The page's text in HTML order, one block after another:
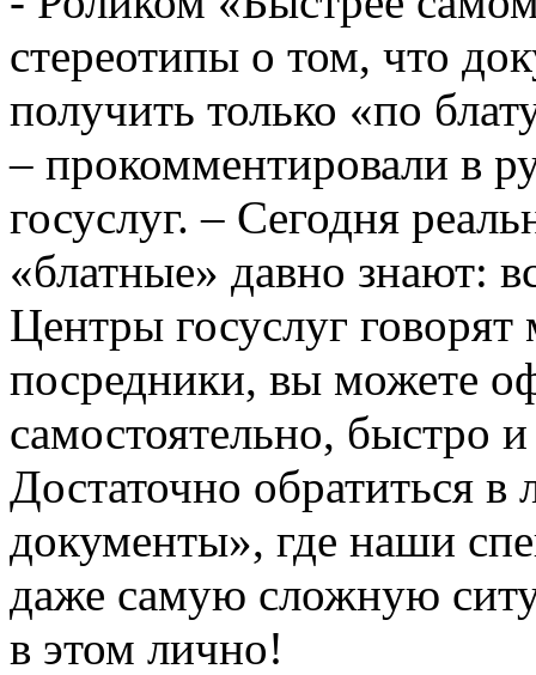
стереотипы о том, что
получить только «по
– прокомментировали в
госуслуг. – Сегодня
«блатные» давно знают:
Центры госуслуг
посредники, вы можете
самостоятельно, быстро
Достаточно обратиться
документы», где наши
даже самую сложную
в этом лично!